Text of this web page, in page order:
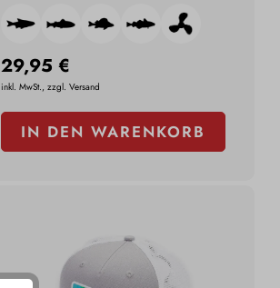
29,95 €
inkl. MwSt., zzgl. Versand
IN DEN WARENKORB